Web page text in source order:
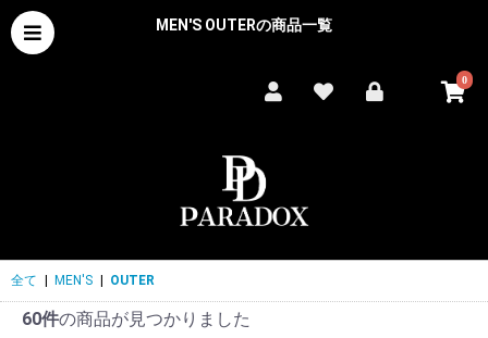
MEN'S OUTERの商品一覧
0
全て MEN'S OUTER
60件の商品が見つかりました